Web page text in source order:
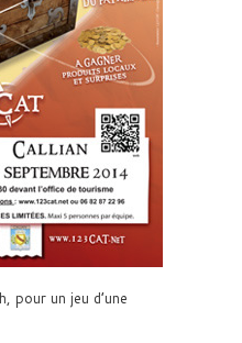
pour un jeu d’une